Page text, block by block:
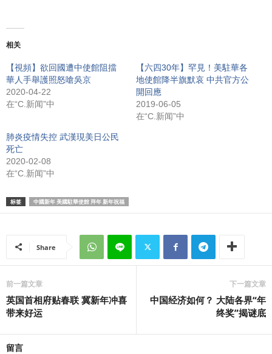
相关
【視頻】欲回國遭中使館阻擋
華人手舉護照怒嗆吳京
2020-04-22
在“C.新闻”中
【六四30年】罕見！美駐華各
地使館降半旗默哀 中共官方公
開回應
2019-06-05
在“C.新闻”中
肺炎疫情失控 武漢現美日公民
死亡
2020-02-08
在“C.新闻”中
标签 中國新年 美國駐華使館 拜年 新年祝福
Share
前一篇文章
英国首相府贴春联 冀新年冲喜
带来好运
下一篇文章
中国经济如何？ 大陆各界“年
终奖”揭谜底
留言